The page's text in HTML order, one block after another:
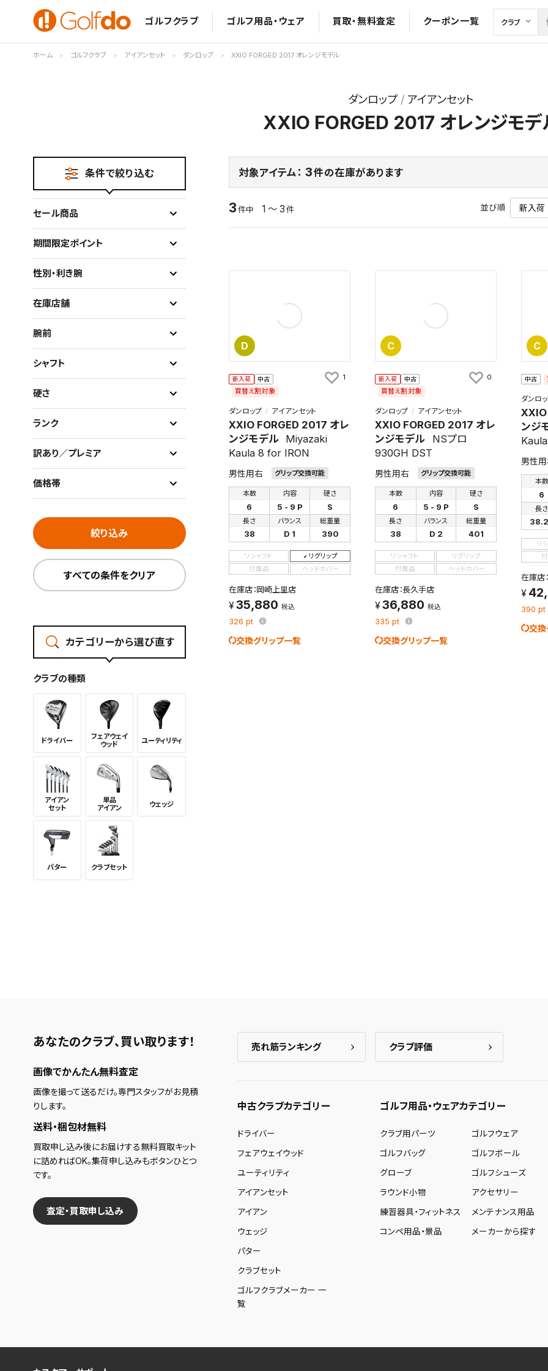
ゴルフクラブ ゴルフ用品・ウェア 買取・無料査定 クーポン一覧
ホーム ゴルフクラブ アイアンセット ダンロップ XXIO FORGED 2017 オレンジモデル
ダンロップ アイアンセット
XXIO FORGED 2017 オレンジモデ
対象アイテム： 3件の在庫があります
3 件中 1 ～ 3 件 並び順
D
新入荷 中古
買替え割対象
ダンロップ アイアンセット
XXIO FORGED 2017 オレ
ンジモデル
Miyazaki
Kaula 8 for IRON
男性用右 グリップ交換可能
本数
6
内容
5 - 9 P
硬さ
S
長さ
38
バランス
D 1
総重量
390
リシャフト
リグリップ
付属品
ヘッドカバー
在庫店：岡崎上里店
35,880 税込
326 pt
交換グリップ一覧
1
C
新入荷 中古
買替え割対象
ダンロップ アイアンセット
XXIO FORGED 2017 オレ
ンジモデル
NSプロ
930GH DST
男性用右 グリップ交換可能
本数
6
内容
5 - 9 P
硬さ
S
長さ
38
バランス
D 2
総重量
401
リシャフト
リグリップ
付属品
ヘッドカバー
在庫店：長久手店
36,880 税込
335 pt
交換グリップ一覧
0
C
中古
ダンロ
XXIO
ンジ
男性
本数
6
長さ
リ
在庫店
390 pt
交換
検索条件を保存
条件で絞り込む
セール商品
期間限定ポイント
性別・利き腕
在庫店舗
腕前
シャフト
硬さ
ランク
訳あり／プレミア
価格帯
絞り込み
すべての条件をクリア
カテゴリーから選び直す
クラブの種類
ドライバー
フェアウェイ
ウッド
ユーティリティ
アイアン
セット
単品
アイアン
ウェッジ
パター クラブセット
あなたのクラブ、 買い取ります！
画像でかんたん無料査定
画像を撮って送るだけ。専門スタッフがお見積
りします。
送料・梱包材無料
買取申し込み後にお届けする無料買取キット
に詰めればOK。集荷申し込みもボタンひとつ
です。
査定・買取申し込み
売れ筋ランキング クラブ評価
中古クラブカテゴリー
ドライバー
フェアウェイウッド
ユーティリティ
アイアンセット
アイアン
ウェッジ
パター
クラブセット
ゴルフクラブメーカー 一
覧
ゴルフ用品・ウェアカテゴリー
クラブ用パーツ
ゴルフウェア
ゴルフバッグ
ゴルフボール
グローブ
ゴルフシューズ
ラウンド小物
アクセサリー
練習器具・フィットネス
メンテナンス用品
コンペ用品・景品
メーカーから探す